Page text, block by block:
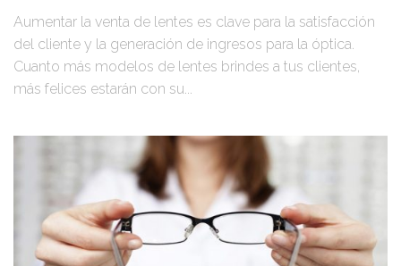
Aumentar la venta de lentes es clave para la satisfacción
del cliente y la generación de ingresos para la óptica.
Cuanto más modelos de lentes brindes a tus clientes,
más felices estarán con su...